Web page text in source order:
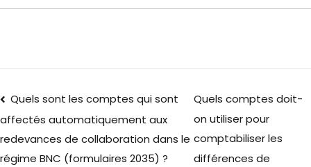
Quels sont les comptes qui sont
affectés automatiquement aux
redevances de collaboration dans le
régime BNC (formulaires 2035) ?
Quels comptes doit-
on utiliser pour
comptabiliser les
différences de